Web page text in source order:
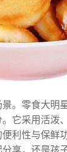
。零食大明
它采用活泼
利性与保鲜
享，还是孩